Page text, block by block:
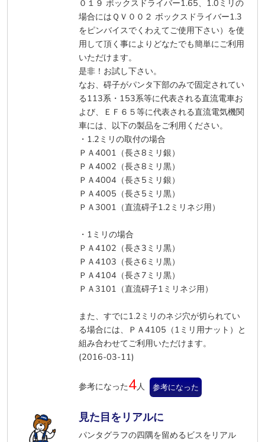
０１９ ボックスドライバー1.65、1.0ミリの
場合にはＱＶ００２ ボックスドライバー1.3
をピンバイスでくわえてご使用下さい）を使
用して頂く事によりどなたでも簡単にご利用
いただけます。
是非！お試し下さい。
なお、碍子がパンタ下部のみで固定されてい
る113系・153系等に代表される直流電車お
よび、ＥＦ６５等に代表される直流電気機関
車には、以下の製品をご利用ください。
・1.2ミリの取付の場合
ＰＡ4001（長さ8ミリ銀）
ＰＡ4002（長さ8ミリ黒）
ＰＡ4004（長さ5ミリ銀）
ＰＡ4005（長さ5ミリ黒）
ＰＡ3001（直流碍子1.2ミリネジ用）
・1ミリの場合
ＰＡ4102（長さ3ミリ黒）
ＰＡ4103（長さ6ミリ黒）
ＰＡ4104（長さ7ミリ黒）
ＰＡ3101（直流碍子1ミリネジ用）
また、すでに1.2ミリのネジ穴が切られてい
る場合には、ＰＡ4105（1ミリ用ナット）と
組み合わせてご利用いただけます。
(2016-03-11)
参考になった4人 参考になった
見た目をリアルに
パンタグラフの四隅を留めるビスをリアル